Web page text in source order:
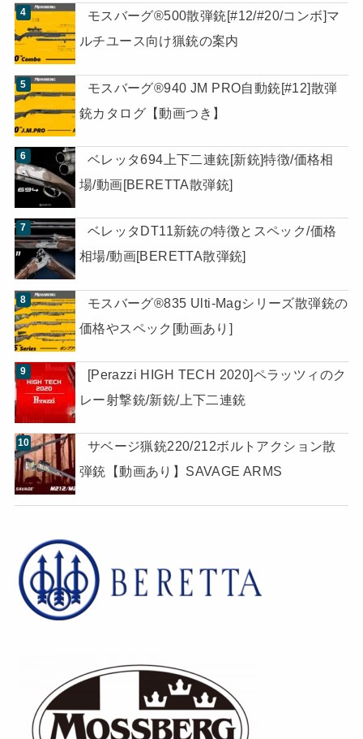
モスバーグ®500散弾銃[#12/#20/コンボ]マ
ルチユース向け猟銃の案内
モスバーグ®940 JM PRO自動銃[#12]散弾
銃カタログ【動画つき】
ベレッタ694上下二連銃[新銃]特徴/価格相
場/動画[BERETTA散弾銃]
ベレッタDT11新銃の特徴とスペック/価格
相場/動画[BERETTA散弾銃]
モスバーグ®835 Ulti-Magシリーズ散弾銃の
価格やスペック[動画あり]
[Perazzi HIGH TECH 2020]ペラッツィのク
レー射撃銃/新銃/上下二連銃
サベージ猟銃220/212ボルトアクション散
弾銃【動画あり】SAVAGE ARMS